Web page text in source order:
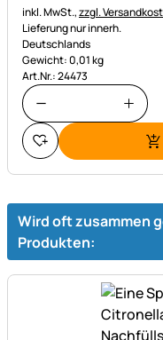
Steuerhinweis:
inkl. MwSt.,zzgl.
Lieferung nur innerh.
Deutschlands
Gewicht: 0,01 kg
Art.Nr.: 24473
Wird oft zusammen
Produkten: